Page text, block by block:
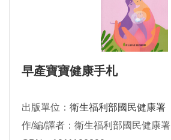
早產寶寶健康手札
出版單位： 衛生福利部國民健康署
作/編/譯者：衛生福利部國民健康署